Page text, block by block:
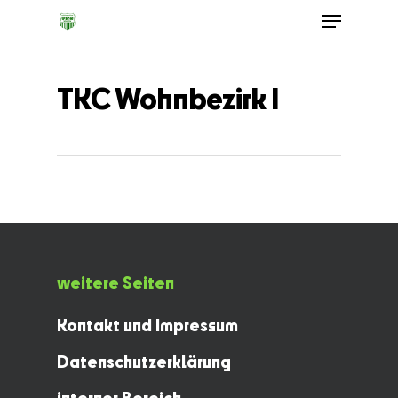
TKC Wohnbezirk I
weitere Seiten
Kontakt und Impressum
Datenschutzerklärung